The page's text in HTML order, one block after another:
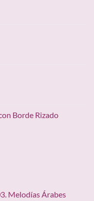
Borde Rizado
Melodías Árabes